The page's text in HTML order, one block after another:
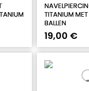
TITANIUM MET
BALLEN
19,00 €